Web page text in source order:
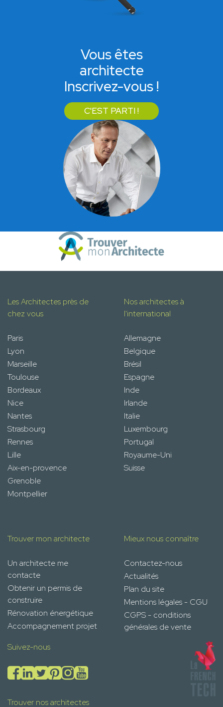
Vous êtes
architecte
Inscrivez-vous !
C'EST PARTI !
Les Architectes près de
chez vous
Paris
Lyon
Marseille
Toulouse
Bordeaux
Nice
Nantes
Strasbourg
Rennes
Lille
Aix-en-provence
Grenoble
Montpellier
Nos architectes à
l'international
Allemagne
Belgique
Brésil
Espagne
Inde
Irlande
Italie
Luxembourg
Portugal
Royaume-Uni
Suisse
Trouver mon architecte
Un architecte me
contacte
Obtenir un permis de
construire
Rénovation énergétique
Accompagnement projet
Mieux nous connaître
Contactez-nous
Actualités
Plan du site
Mentions légales - CGU
CGPS - conditions
générales de vente
Suivez-nous
Trouver nos architectes